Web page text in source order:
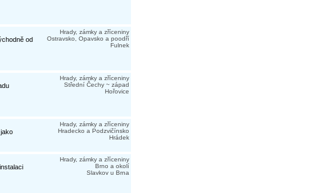
od
Hrady, zámky a zříceniny
Ostravsko, Opavsko a poodří
Fulnek
Hrady, zámky a zříceniny
Střední Čechy ~ západ
Hořovice
Hrady, zámky a zříceniny
Hradecko a Podzvičínsko
Hrádek
Hrady, zámky a zříceniny
Brno a okolí
Slavkov u Brna